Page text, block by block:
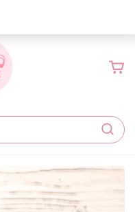
6 días hábiles